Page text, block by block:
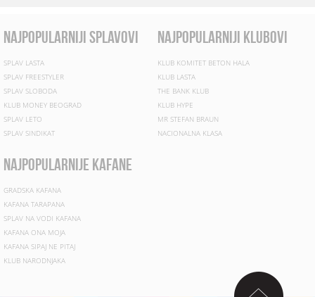
najpopularniji splavovi
SPLAV LASTA
SPLAV FREESTYLER
SPLAV SLOBODA
KLUB MONEY BEOGRAD
SPLAV LETO
SPLAV SINDIKAT
najpopularniji klubovi
KLUB KOMITET BETON HALA
KLUB LASTA
THE BANK KLUB
KLUB HYPE
MR STEFAN BRAUN
NACIONALNA KLASA
najpopularnije kafane
GRADSKA KAFANA
KAFANA TARAPANA
SPLAV NA VODI KAFANA
KAFANA ONA MOJA
KAFANA SIPAJ NE PITAJ
KLUB NARODNJAKA